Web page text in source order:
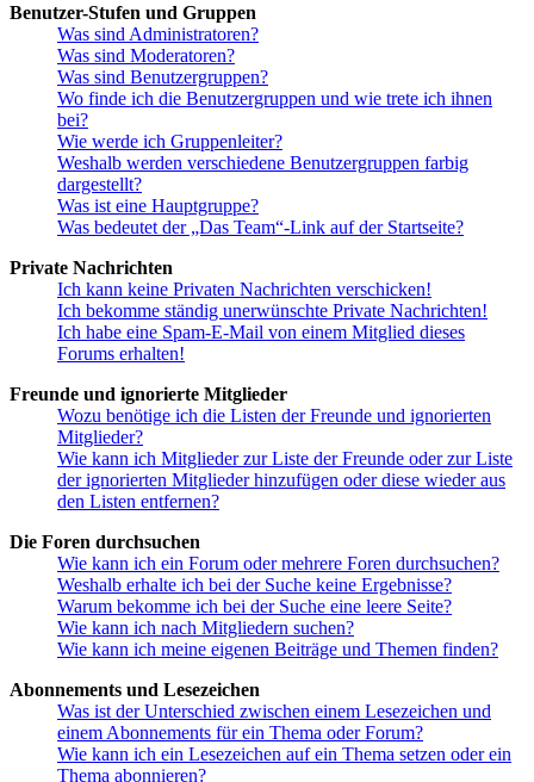
Benutzer-Stufen und Gruppen
Was sind Administratoren?
Was sind Moderatoren?
Was sind Benutzergruppen?
Wo finde ich die Benutzergruppen und wie trete ich ihnen
bei?
Wie werde ich Gruppenleiter?
Weshalb werden verschiedene Benutzergruppen farbig
dargestellt?
Was ist eine Hauptgruppe?
Was bedeutet der „Das Team“-Link auf der Startseite?
Private Nachrichten
Ich kann keine Privaten Nachrichten verschicken!
Ich bekomme ständig unerwünschte Private Nachrichten!
Ich habe eine Spam-E-Mail von einem Mitglied dieses
Forums erhalten!
Freunde und ignorierte Mitglieder
Wozu benötige ich die Listen der Freunde und ignorierten
Mitglieder?
Wie kann ich Mitglieder zur Liste der Freunde oder zur Liste
der ignorierten Mitglieder hinzufügen oder diese wieder aus
den Listen entfernen?
Die Foren durchsuchen
Wie kann ich ein Forum oder mehrere Foren durchsuchen?
Weshalb erhalte ich bei der Suche keine Ergebnisse?
Warum bekomme ich bei der Suche eine leere Seite?
Wie kann ich nach Mitgliedern suchen?
Wie kann ich meine eigenen Beiträge und Themen finden?
Abonnements und Lesezeichen
Was ist der Unterschied zwischen einem Lesezeichen und
einem Abonnements für ein Thema oder Forum?
Wie kann ich ein Lesezeichen auf ein Thema setzen oder ein
Thema abonnieren?